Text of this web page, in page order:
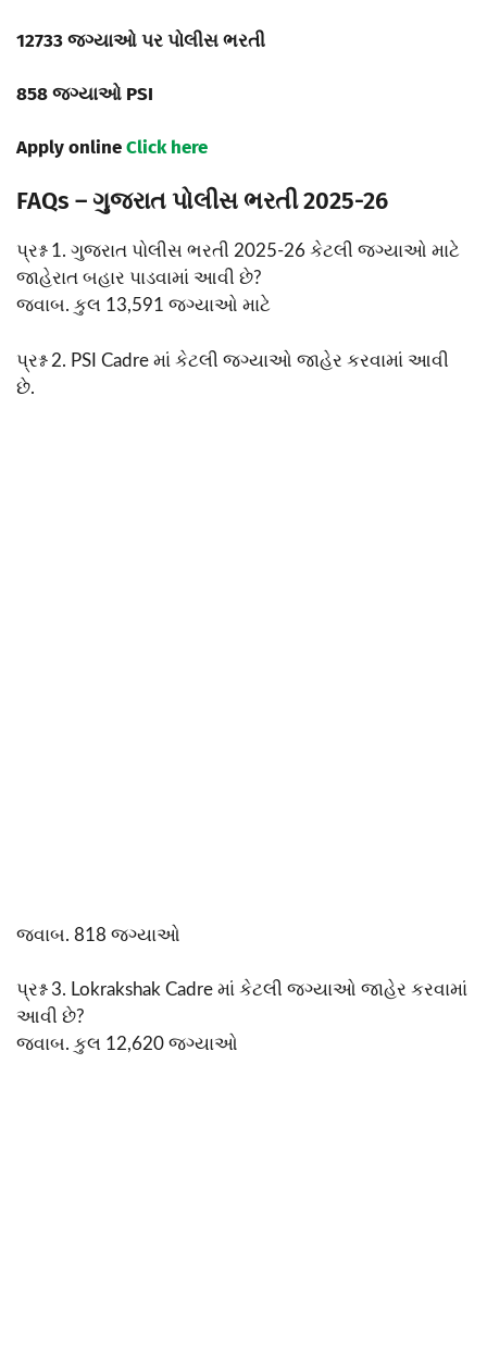
12733 જગ્યાઓ પર પોલીસ ભરતી
858 જગ્યાઓ PSI
Apply onlineClick here
FAQs – ગુજરાત પોલીસ ભરતી 2025-26
પ્રશ્ન 1. ગુજરાત પોલીસ ભરતી 2025-26 કેટલી જગ્યાઓ માટે
જાહેરાત બહાર પાડવામાં આવી છે?
જવાબ. કુલ 13,591 જગ્યાઓ માટે
પ્રશ્ન 2. PSI Cadre માં કેટલી જગ્યાઓ જાહેર કરવામાં આવી
છે.
જવાબ. 818 જગ્યાઓ
પ્રશ્ન 3. Lokrakshak Cadre માં કેટલી જગ્યાઓ જાહેર કરવામાં
આવી છે?
જવાબ. કુલ 12,620 જગ્યાઓ